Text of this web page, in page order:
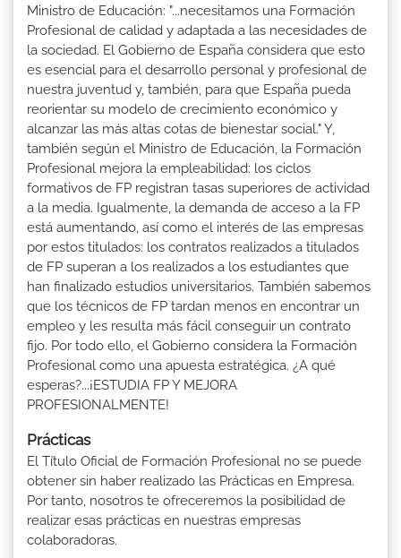
Ministro de Educación: "...necesitamos una Formación
Profesional de calidad y adaptada a las necesidades de
la sociedad. El Gobierno de España considera que esto
es esencial para el desarrollo personal y profesional de
nuestra juventud y, también, para que España pueda
reorientar su modelo de crecimiento económico y
alcanzar las más altas cotas de bienestar social." Y,
también según el Ministro de Educación, la Formación
Profesional mejora la empleabilidad: los ciclos
formativos de FP registran tasas superiores de actividad
a la media. Igualmente, la demanda de acceso a la FP
está aumentando, así como el interés de las empresas
por estos titulados: los contratos realizados a titulados
de FP superan a los realizados a los estudiantes que
han finalizado estudios universitarios. También sabemos
que los técnicos de FP tardan menos en encontrar un
empleo y les resulta más fácil conseguir un contrato
fijo. Por todo ello, el Gobierno considera la Formación
Profesional como una apuesta estratégica. ¿A qué
esperas?...¡ESTUDIA FP Y MEJORA
PROFESIONALMENTE!
Prácticas
El Título Oficial de Formación Profesional no se puede
obtener sin haber realizado las Prácticas en Empresa.
Por tanto, nosotros te ofreceremos la posibilidad de
realizar esas prácticas en nuestras empresas
colaboradoras.